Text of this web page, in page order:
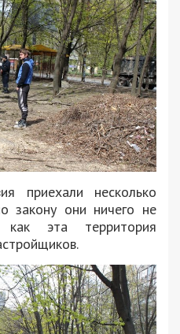
приехали несколько
закону они ничего не
эта территория